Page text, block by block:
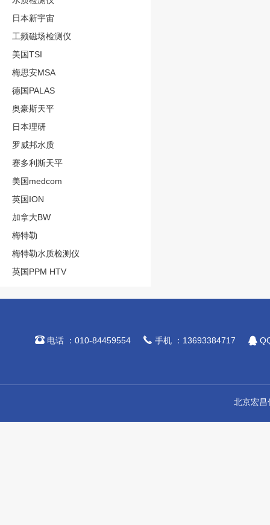
日本新宇宙
工频磁场检测仪
美国TSI
梅思安MSA
德国PALAS
奥豪斯天平
日本理研
罗威邦水质
赛多利斯天平
美国medcom
英国ION
加拿大BW
梅特勒
梅特勒水质检测仪
英国PPM HTV
电话 ：010-84459554  手机 ：13693384717 
北京宏昌